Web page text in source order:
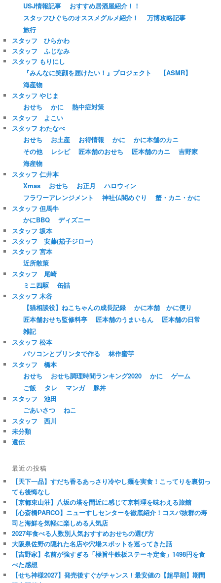
USJ情報記事
おすすめ居酒屋紹介！！
スタッフひぐちのオススメグルメ紹介！
万博攻略記事
旅行
スタッフ ひらかわ
スタッフ ふじなみ
スタッフ もりにし
『みんなに笑顔を届けたい！』プロジェクト
【ASMR】
海産物
スタッフ やじま
おせち
かに
熱中症対策
スタッフ よこい
スタッフ わたなべ
おせち
お土産 お得情報 かに
かに本舗のカニ
その他
レシピ 匠本舗のおせち 匠本舗のカニ
吉野家
海産物
スタッフ 仁井本
Xmas
おせち お正月
ハロウィン
フラワーアレンジメント
神社仏閣めぐり
蟹・カニ・かに
スタッフ 但馬牛
かにBBQ
ディズニー
スタッフ 坂本
スタッフ 安藤(茄子ジロー)
スタッフ 宮本
近所散策
スタッフ 尾崎
ミニ四駆
缶詰
スタッフ 木谷
【猫相談役】ねこちゃんの成長記録
かに本舗 かに便り
匠本舗おせち監修料亭
匠本舗のうまいもん
匠本舗の日常
雑記
スタッフ 松本
パソコンとプリンタで作る
林作蜜芋
スタッフ 橋本
おせち
おせち調理時間ランキング2020 かに
ゲーム
ご飯
タレ マンガ
豚丼
スタッフ 池田
ごあいさつ
ねこ
スタッフ 西川
未分類
遺伝
最近の投稿
【天下一品】すだち香るあっさり冷やし麺を実食！こってりを裏切っ
ても後悔なし
【京都東山荘】八坂の塔を間近に感じて京料理を味わえる旅館
【心斎橋PARCO】ニューすしセンターを徹底紹介！コスパ抜群の寿
司と海鮮を気軽に楽しめる人気店
2027年食べる人数別人気おすすめおせちの選び方
大阪泉佐野の隠れた名店や穴場スポットを巡ってきた話
【吉野家】名前が強すぎる「極旨牛鉄板ステーキ定食」1498円を食
べた感想
【せち神様2027】発売後すぐがチャンス！最安値の【超早割】期間